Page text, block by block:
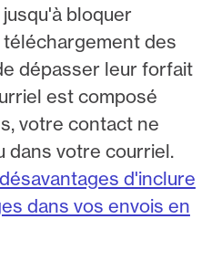
bloquer
des
dépasser leur forfait
est composé
votre contact ne
dans votre courriel.
d'inclure
dans vos envois en